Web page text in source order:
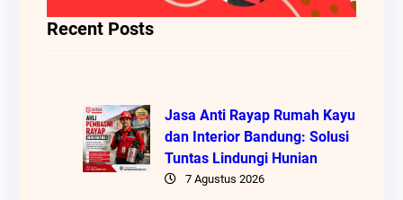
Recent Posts
Jasa Anti Rayap Rumah Kayu
dan Interior Bandung: Solusi
Tuntas Lindungi Hunian
7 Agustus 2026